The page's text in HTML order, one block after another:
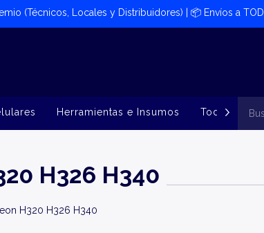
(Técnicos, Locales y Distribuidores) | 📦​ Envíos a
Herramientas e Insumos Todos los
H326 H340
H320 H326 H340